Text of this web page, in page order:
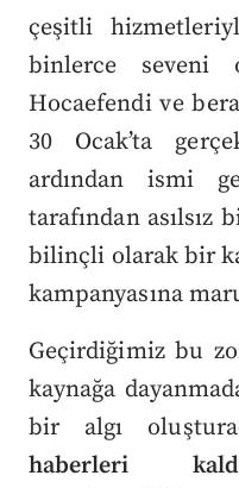
çeşitli
binlerce seveni
Hocaefendi ve
30 Ocak’ta
ardından ismi
tarafından asılsız
bilinçli olarak bir
kampanyasına
Geçirdiğimiz bu
kaynağa
bir algı
haberleri